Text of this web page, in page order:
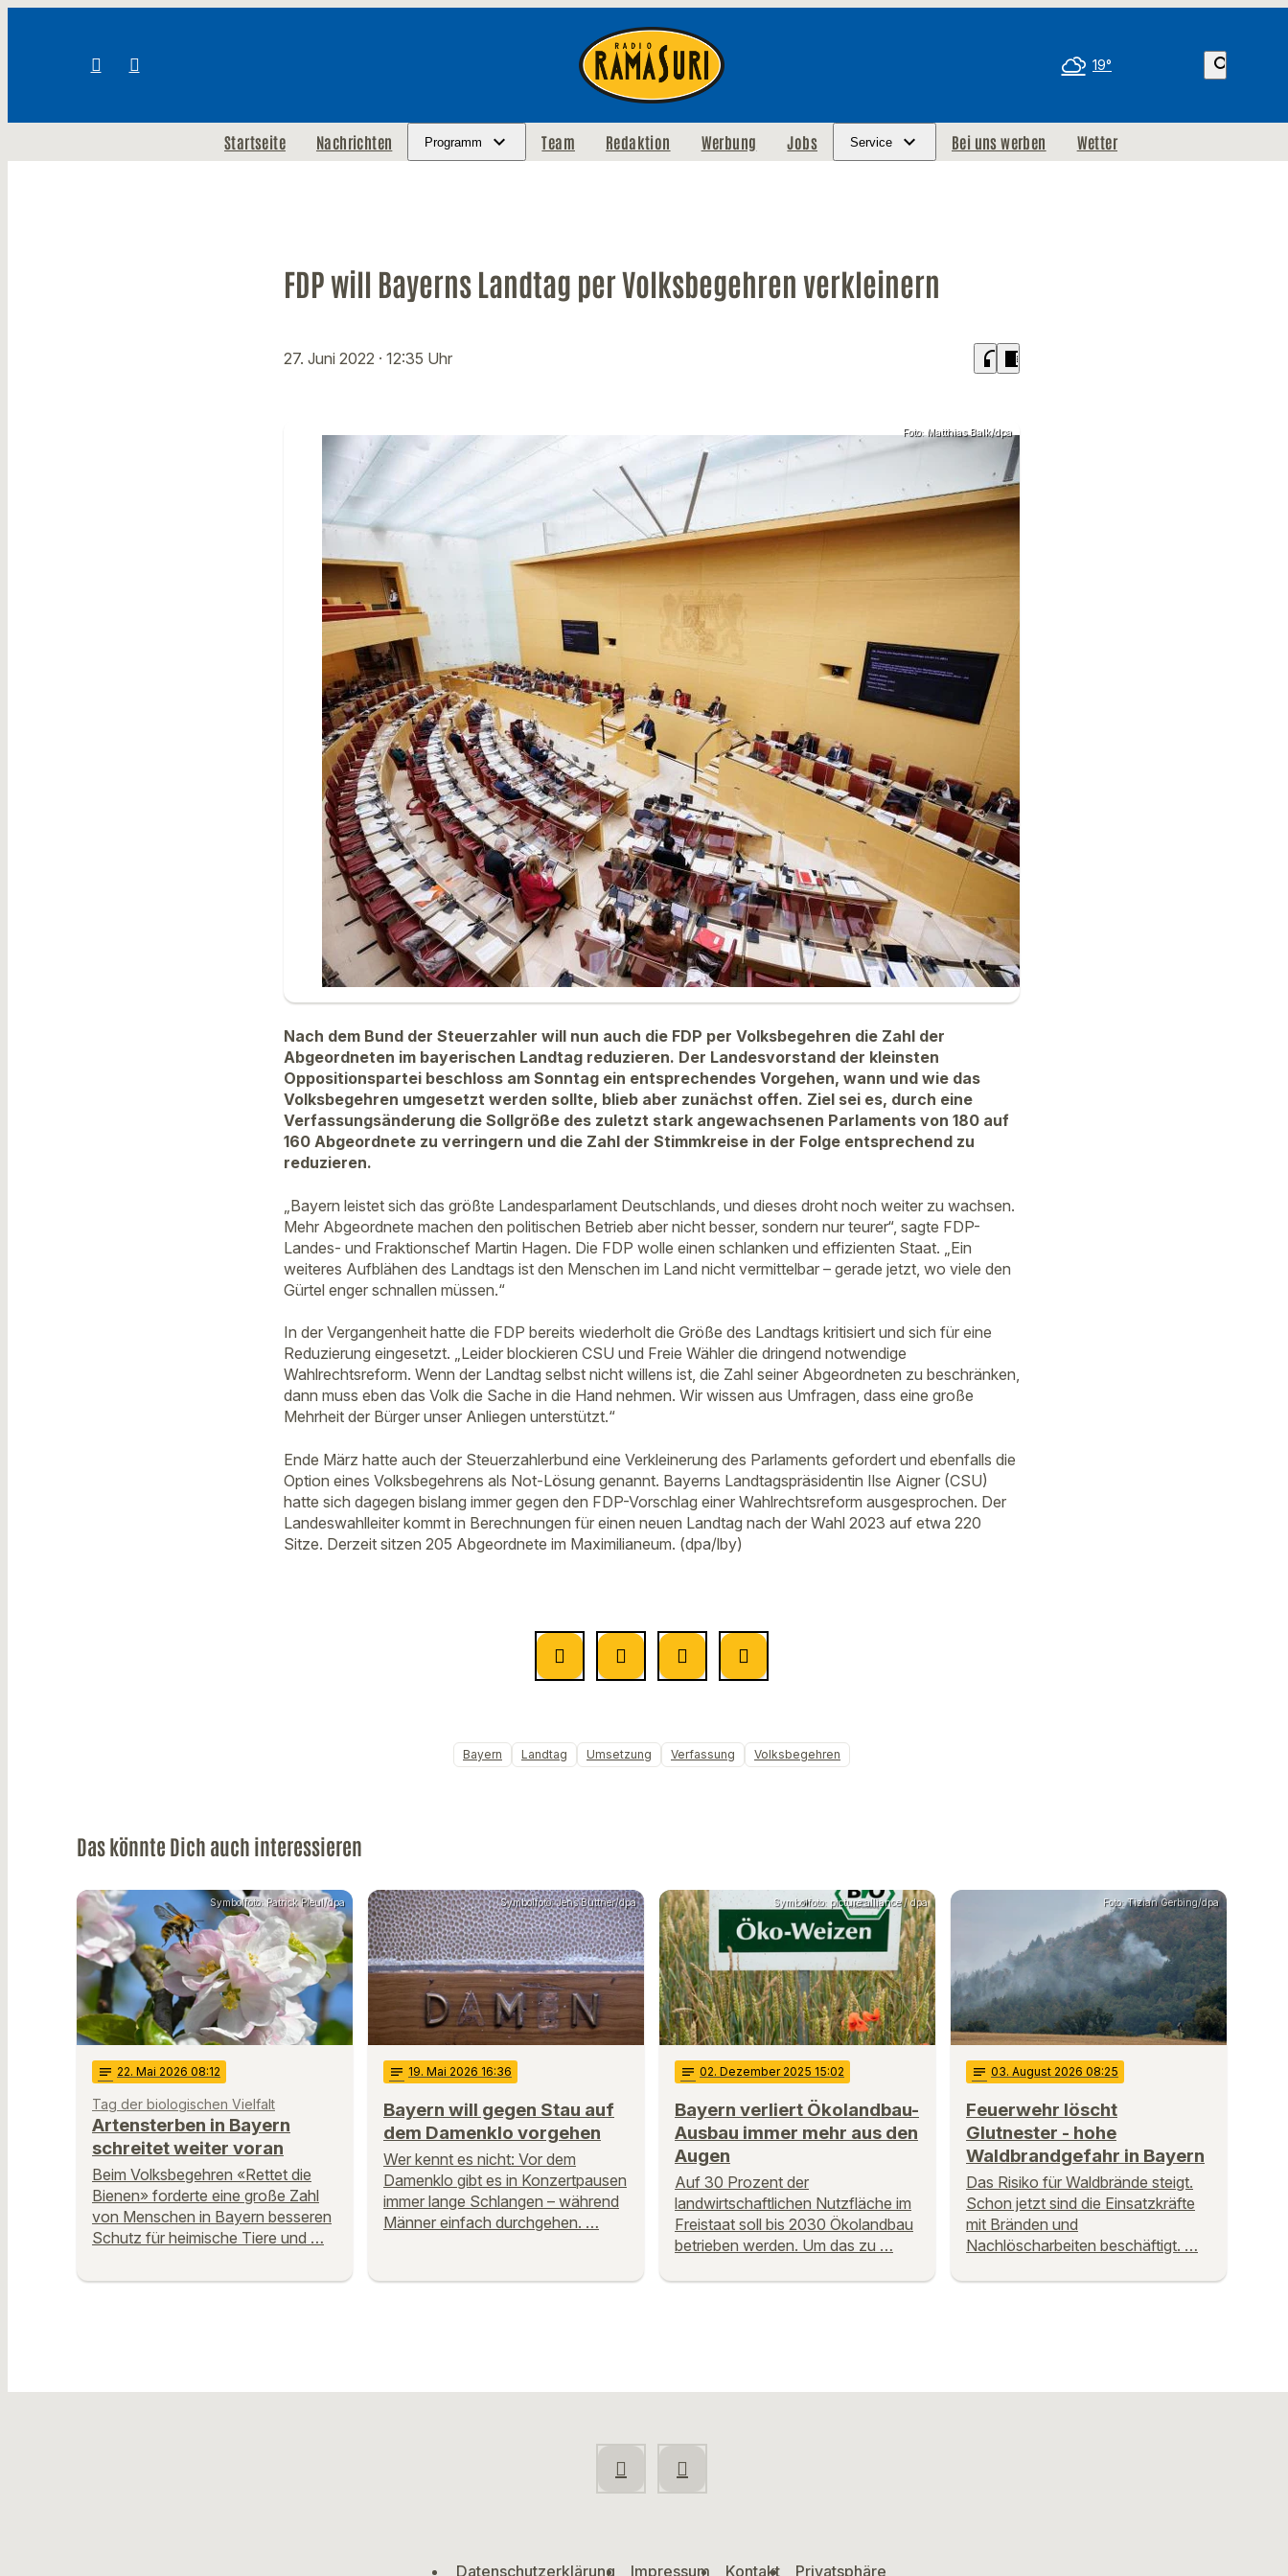
19° search
Startseite Nachrichten Programm Team Redaktion Werbung Jobs Service Bei uns werben Wetter
FDP will Bayerns Landtag per Volksbegehren verkleinern
27. Juni 2022 · 12:35 Uhr headphones chrome_reader_mode
Foto: Matthias Balk/dpa
Nach dem Bund der Steuerzahler will nun auch die FDP per Volksbegehren die Zahl der
Abgeordneten im bayerischen Landtag reduzieren. Der Landesvorstand der kleinsten
Oppositionspartei beschloss am Sonntag ein entsprechendes Vorgehen, wann und wie das
Volksbegehren umgesetzt werden sollte, blieb aber zunächst offen. Ziel sei es, durch eine
Verfassungsänderung die Sollgröße des zuletzt stark angewachsenen Parlaments von 180 auf
160 Abgeordnete zu verringern und die Zahl der Stimmkreise in der Folge entsprechend zu
reduzieren.
„Bayern leistet sich das größte Landesparlament Deutschlands, und dieses droht noch weiter zu wachsen.
Mehr Abgeordnete machen den politischen Betrieb aber nicht besser, sondern nur teurer“, sagte FDP-
Landes- und Fraktionschef Martin Hagen. Die FDP wolle einen schlanken und effizienten Staat. „Ein
weiteres Aufblähen des Landtags ist den Menschen im Land nicht vermittelbar – gerade jetzt, wo viele den
Gürtel enger schnallen müssen.“
In der Vergangenheit hatte die FDP bereits wiederholt die Größe des Landtags kritisiert und sich für eine
Reduzierung eingesetzt. „Leider blockieren CSU und Freie Wähler die dringend notwendige
Wahlrechtsreform. Wenn der Landtag selbst nicht willens ist, die Zahl seiner Abgeordneten zu beschränken,
dann muss eben das Volk die Sache in die Hand nehmen. Wir wissen aus Umfragen, dass eine große
Mehrheit der Bürger unser Anliegen unterstützt.“
Ende März hatte auch der Steuerzahlerbund eine Verkleinerung des Parlaments gefordert und ebenfalls die
Option eines Volksbegehrens als Not-Lösung genannt. Bayerns Landtagspräsidentin Ilse Aigner (CSU)
hatte sich dagegen bislang immer gegen den FDP-Vorschlag einer Wahlrechtsreform ausgesprochen. Der
Landeswahlleiter kommt in Berechnungen für einen neuen Landtag nach der Wahl 2023 auf etwa 220
Sitze. Derzeit sitzen 205 Abgeordnete im Maximilianeum. (dpa/lby)
Bayern Landtag Umsetzung Verfassung Volksbegehren
Das könnte Dich auch interessieren
Symbolfoto: Patrick Pleul/dpa
notes 22. Mai 2026 08:12
Tag der biologischen Vielfalt
Artensterben in Bayern
schreitet weiter voran
Beim Volksbegehren «Rettet die
Bienen» forderte eine große Zahl
von Menschen in Bayern besseren
Schutz für heimische Tiere und …
Symbolfoto: Jens Büttner/dpa
notes 19. Mai 2026 16:36
Bayern will gegen Stau auf
dem Damenklo vorgehen
Wer kennt es nicht: Vor dem
Damenklo gibt es in Konzertpausen
immer lange Schlangen – während
Männer einfach durchgehen. …
Symbolfoto: picture alliance / dpa
notes 02. Dezember 2025 15:02
Bayern verliert Ökolandbau-
Ausbau immer mehr aus den
Augen
Auf 30 Prozent der
landwirtschaftlichen Nutzfläche im
Freistaat soll bis 2030 Ökolandbau
betrieben werden. Um das zu …
Foto: Tizian Gerbing/dpa
notes 03. August 2026 08:25
Feuerwehr löscht
Glutnester - hohe
Waldbrandgefahr in Bayern
Das Risiko für Waldbrände steigt.
Schon jetzt sind die Einsatzkräfte
mit Bränden und
Nachlöscharbeiten beschäftigt. …
Datenschutzerklärung Impressum Kontakt Privatsphäre